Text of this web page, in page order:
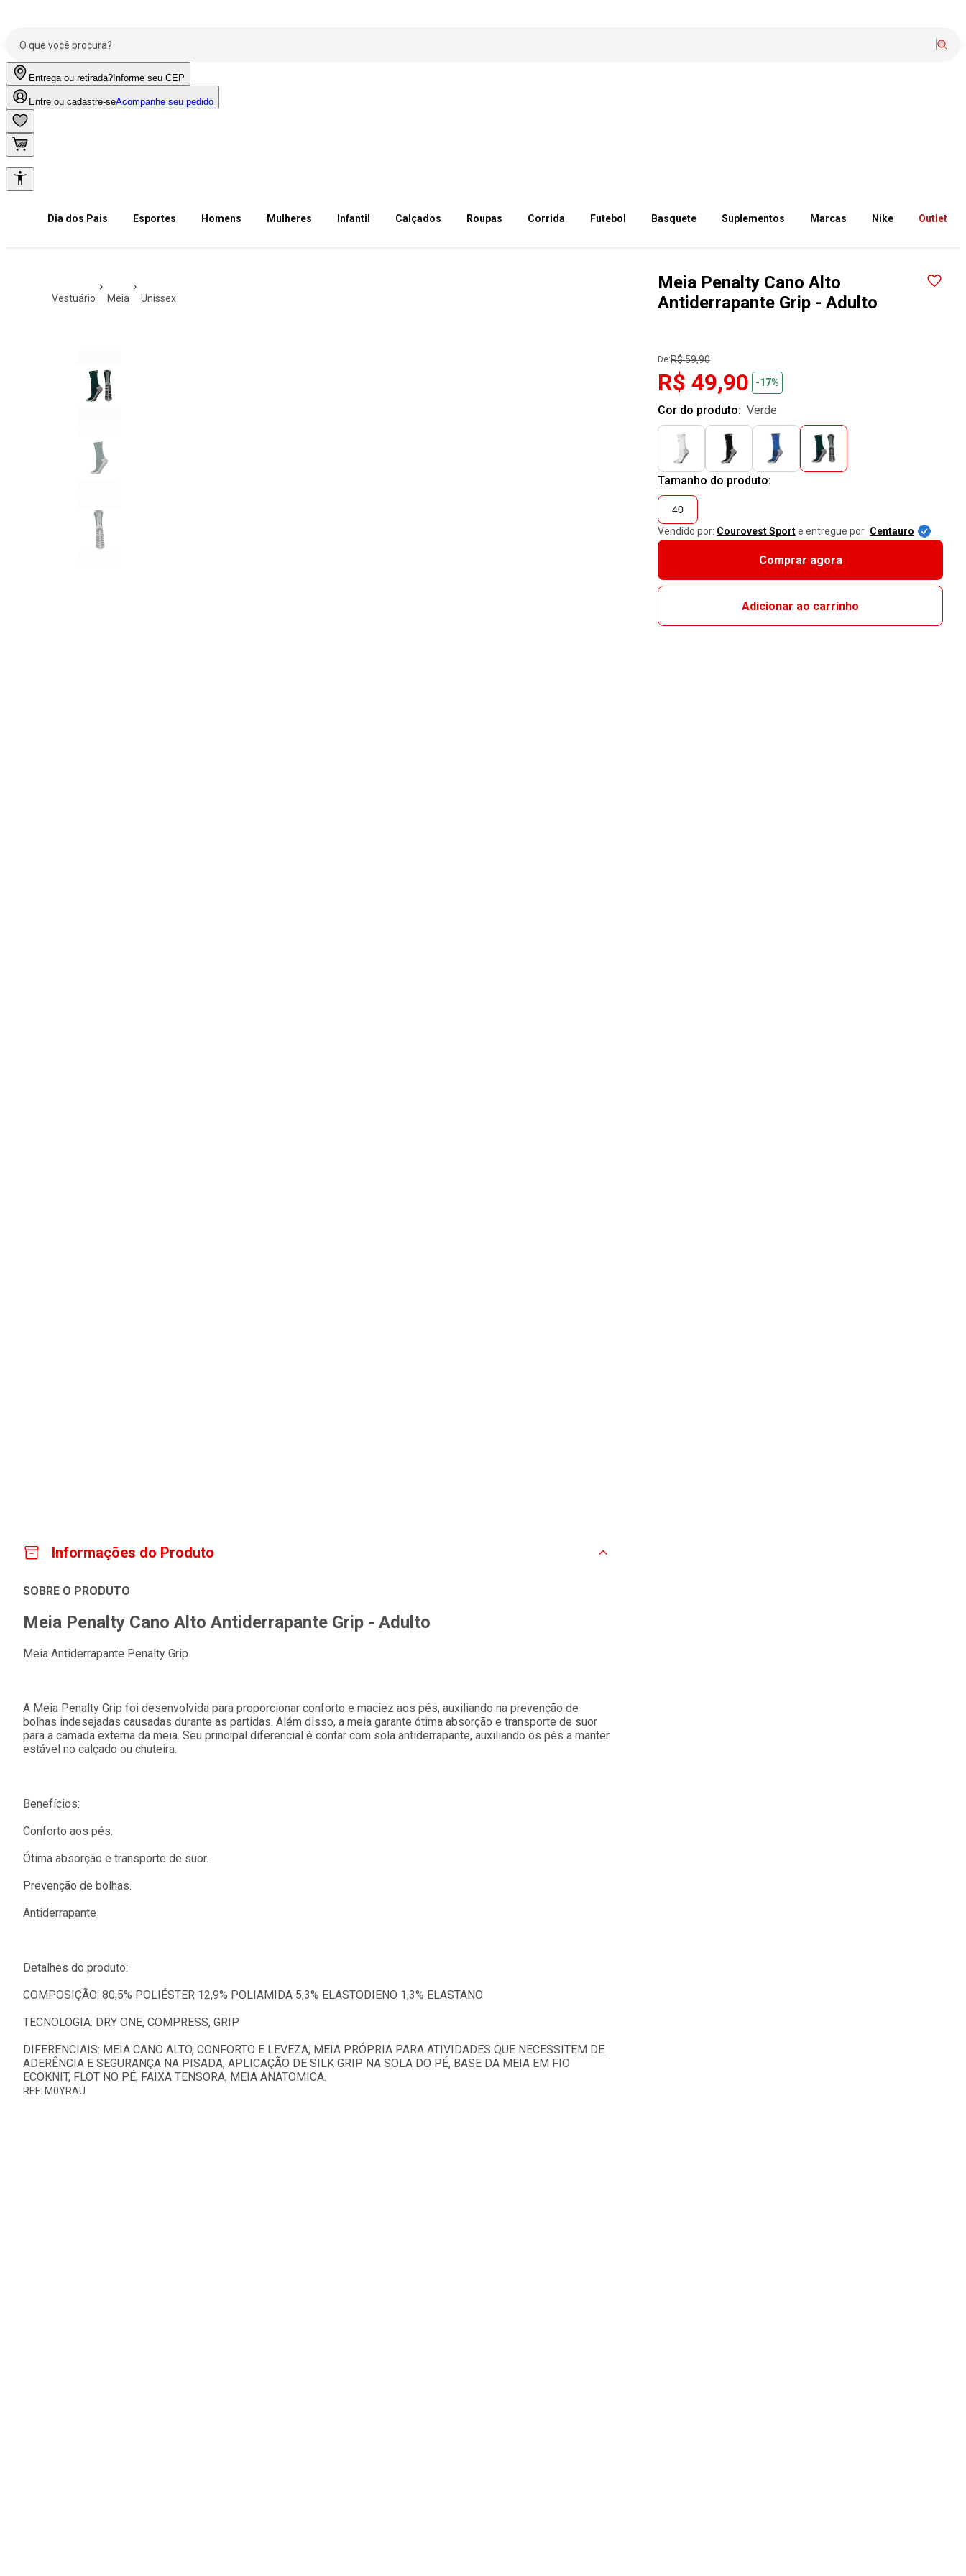
Entrega ou retirada? Informe seu CEP
Entre ou cadastre-seAcompanhe seu pedido
Dia dos Pais Esportes Homens Mulheres Infantil Calçados Roupas Corrida Futebol Basquete Suplementos Marcas Nike Outlet
vestuário meia unissex
Meia Penalty Cano Alto
Antiderrapante Grip - Adulto
De:R$ 59,90
R$ 49,90 -17%
Cor do produto: verde
Tamanho do produto:
40
Vendido por: Courovest Sporte entregue por Centauro
Comprar agora
Adicionar ao carrinho
Informações do Produto
SOBRE O PRODUTO
Meia Penalty Cano Alto Antiderrapante Grip - Adulto
Meia Antiderrapante Penalty Grip.
A Meia Penalty Grip foi desenvolvida para proporcionar conforto e maciez aos pés, auxiliando na prevenção de
bolhas indesejadas causadas durante as partidas. Além disso, a meia garante ótima absorção e transporte de suor
para a camada externa da meia. Seu principal diferencial é contar com sola antiderrapante, auxiliando os pés a manter
estável no calçado ou chuteira.
Benefícios:
Conforto aos pés.
Ótima absorção e transporte de suor.
Prevenção de bolhas.
Antiderrapante
Detalhes do produto:
COMPOSIÇÃO: 80,5% POLIÉSTER 12,9% POLIAMIDA 5,3% ELASTODIENO 1,3% ELASTANO
TECNOLOGIA: DRY ONE, COMPRESS, GRIP
DIFERENCIAIS: MEIA CANO ALTO, CONFORTO E LEVEZA, MEIA PRÓPRIA PARA ATIVIDADES QUE NECESSITEM DE
ADERÊNCIA E SEGURANÇA NA PISADA, APLICAÇÃO DE SILK GRIP NA SOLA DO PÉ, BASE DA MEIA EM FIO
ECOKNIT, FLOT NO PÉ, FAIXA TENSORA, MEIA ANATOMICA.
REF: M0YRAU